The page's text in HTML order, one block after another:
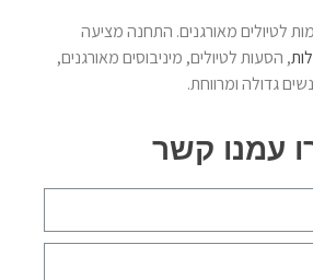
קטן 15 מקומות לטיולים מאורגנים. התחנה מציעה
, הסעות לטיולים, מיניבוסים מאורגנים,
עמנו קשר